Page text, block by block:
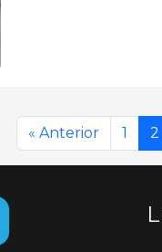
« Anterior 1 2